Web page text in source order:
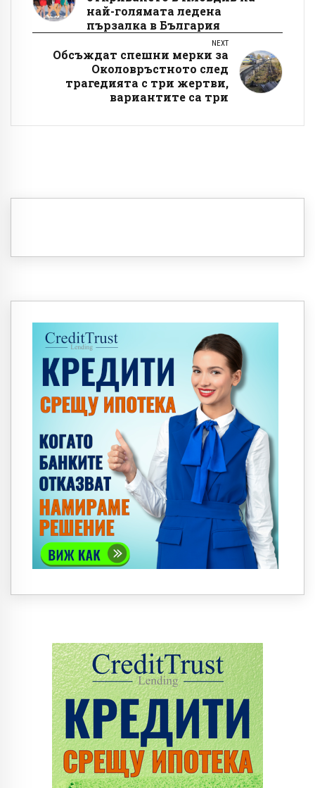
най-голямата ледена
пързалка в България
NEXT
Обсъждат спешни мерки за
Околовръстното след
трагедията с три жертви,
вариантите са три